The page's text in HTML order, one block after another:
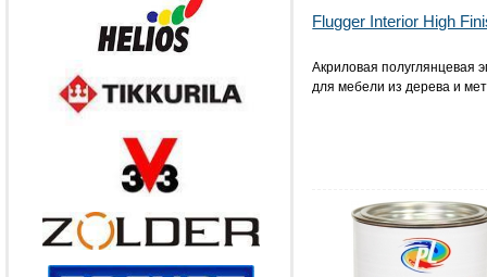
Flugger Interior High
Акриловая полуглянцевая
для мебели из дерева и